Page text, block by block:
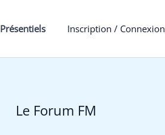
Présentiels Inscription / Connexion
Le Forum FM
du
-